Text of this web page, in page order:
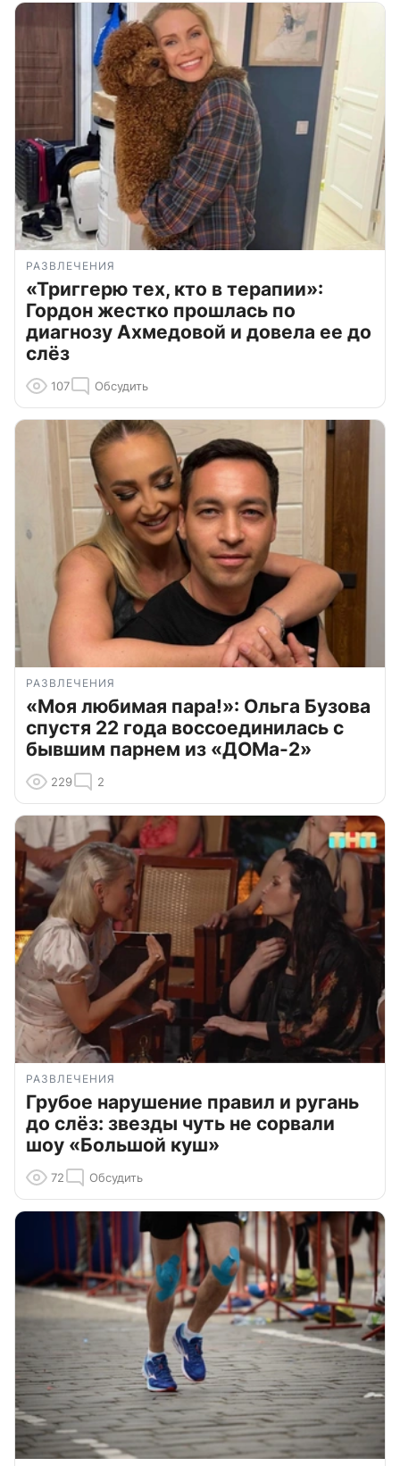
РАЗВЛЕЧЕНИЯ
«Триггерю тех, кто в терапии»:
Гордон жестко прошлась по
диагнозу Ахмедовой и довела ее до
слёз
107 Обсудить
РАЗВЛЕЧЕНИЯ
«Моя любимая пара!»: Ольга Бузова
спустя 22 года воссоединилась с
бывшим парнем из «ДОМа-2»
229 2
РАЗВЛЕЧЕНИЯ
Грубое нарушение правил и ругань
до слёз: звезды чуть не сорвали
шоу «Большой куш»
72 Обсудить